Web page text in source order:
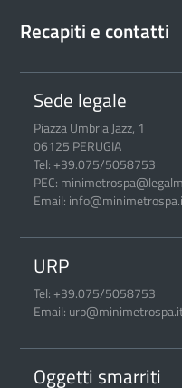
Recapiti e contatti
Sede legale
Piazza Umbria Jazz, 1
06125 PERUGIA
Tel: +39.075/5058753
PEC:
Email:
URP
Tel: +39.075/5058753
Email:
Oggetti smarriti